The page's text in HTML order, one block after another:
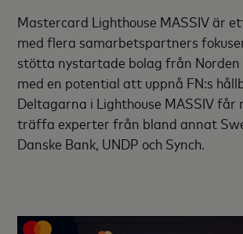
Mastercard Lighthouse MASSIV är
med flera samarbetspartners
stötta nystartade bolag från Norden
med en potential att uppnå FN:s
Deltagarna i Lighthouse MASSIV
träffa experter från bland annat
Danske Bank, UNDP och Synch.